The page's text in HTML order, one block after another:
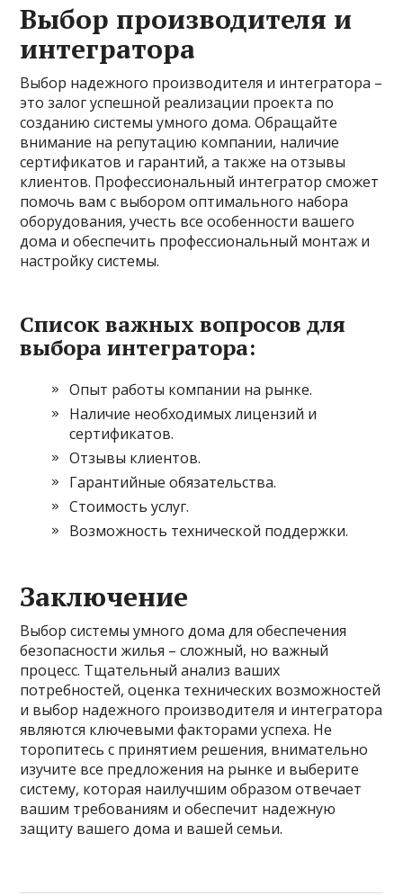
Выбор производителя и
интегратора
Выбор надежного производителя и интегратора –
это залог успешной реализации проекта по
созданию системы умного дома. Обращайте
внимание на репутацию компании, наличие
сертификатов и гарантий, а также на отзывы
клиентов. Профессиональный интегратор сможет
помочь вам с выбором оптимального набора
оборудования, учесть все особенности вашего
дома и обеспечить профессиональный монтаж и
настройку системы.
Список важных вопросов для
выбора интегратора:
Опыт работы компании на рынке.
Наличие необходимых лицензий и
сертификатов.
Отзывы клиентов.
Гарантийные обязательства.
Стоимость услуг.
Возможность технической поддержки.
Заключение
Выбор системы умного дома для обеспечения
безопасности жилья – сложный, но важный
процесс. Тщательный анализ ваших
потребностей, оценка технических возможностей
и выбор надежного производителя и интегратора
являются ключевыми факторами успеха. Не
торопитесь с принятием решения, внимательно
изучите все предложения на рынке и выберите
систему, которая наилучшим образом отвечает
вашим требованиям и обеспечит надежную
защиту вашего дома и вашей семьи.